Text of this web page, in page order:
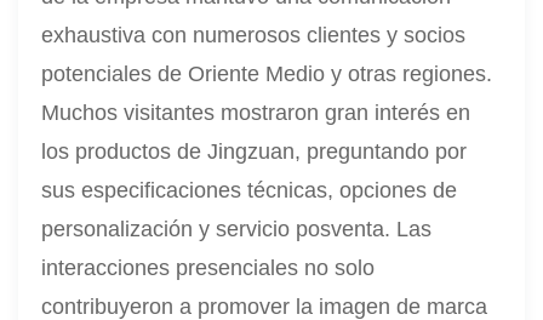
exhaustiva con numerosos clientes y socios
potenciales de Oriente Medio y otras regiones.
Muchos visitantes mostraron gran interés en
los productos de Jingzuan, preguntando por
sus especificaciones técnicas, opciones de
personalización y servicio posventa. Las
interacciones presenciales no solo
contribuyeron a promover la imagen de marca